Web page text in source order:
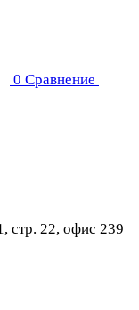
0 Сравнение
стр. 22, офис 239